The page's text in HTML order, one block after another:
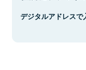
デジタルアドレスで